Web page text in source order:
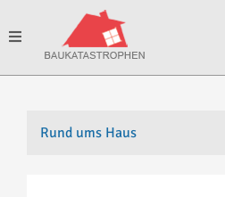
Toggle
Rund ums Haus